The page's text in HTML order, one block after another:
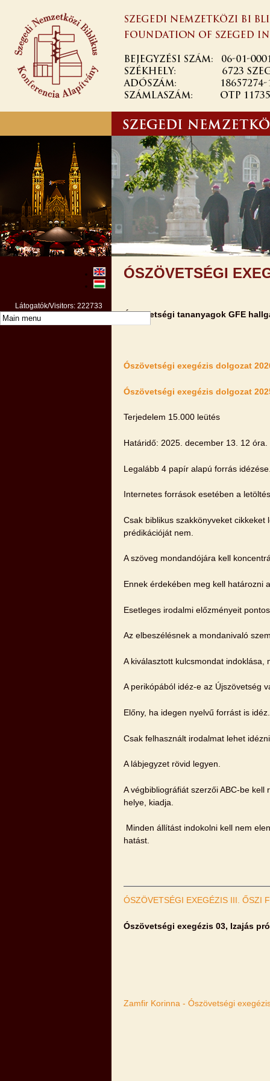
ÓSZÖVETSÉGI
Ószövetségi tananyagok GFE
Ószövetségi exegézis dolgozat
Ószövetségi exegézis dolgozat
Terjedelem 15.000 leütés
Határidő: 2025. december 13. 12 óra.
Legalább 4 papír alapú forrás
Internetes források esetében a
Csak biblikus szakkönyveket
prédikációját nem.
A szöveg mondandójára kell
Ennek érdekében meg kell határozni
Esetleges irodalmi előzményeit
Az elbeszélésnek a mondanivaló
A kiválasztott kulcsmondat indoklása,
A perikópából idéz-e az Újszövetség
Előny, ha idegen nyelvű forrást is idéz.
Csak felhasznált irodalmat lehet
A lábjegyzet rövid legyen.
A végbibliográfiát szerzői ABC-be
helye, kiadja.
Minden állítást indokolni kell nem
hatást.
ÓSZÖVETSÉGI EXEGÉZIS III. ŐSZI
Ószövetségi exegézis 03, Izajás
Zamfir Korinna - Ószövetségi
Látogatók/Visitors: 222733